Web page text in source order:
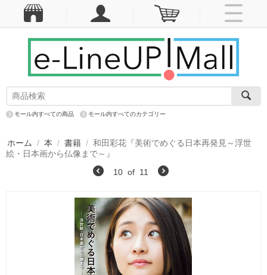
モール内すべての商品 モール内すべてのカテゴリー
ホーム / 本 / 書籍 / 和田彩花『美術でめぐる日本再発見～浮世
絵・日本画から仏像まで～』
10 of 11